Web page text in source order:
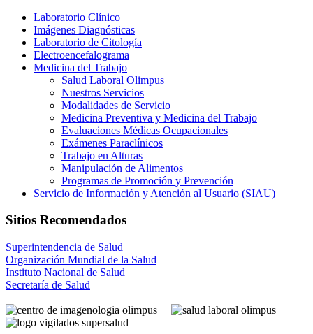
Laboratorio Clínico
Imágenes Diagnósticas
Laboratorio de Citología
Electroencefalograma
Medicina del Trabajo
Salud Laboral Olimpus
Nuestros Servicios
Modalidades de Servicio
Medicina Preventiva y Medicina del Trabajo
Evaluaciones Médicas Ocupacionales
Exámenes Paraclínicos
Trabajo en Alturas
Manipulación de Alimentos
Programas de Promoción y Prevención
Servicio de Información y Atención al Usuario (SIAU)
Sitios Recomendados
Superintendencia de Salud
Organización Mundial de la Salud
Instituto Nacional de Salud
Secretaría de Salud